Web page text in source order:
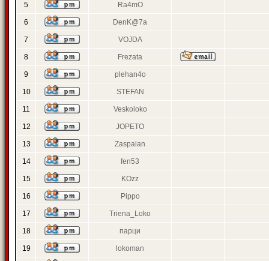
5 Ra4mO
6 DenK@7a
7 VOJDA
8 Frezata
9 plehan4o
10 STEFAN
11 Veskoloko
12 JOPETO
13 Zaspalan
14 fen53
15 KOzz
16 Pippo
17 Triena_Loko
18 парци
19 lokoman